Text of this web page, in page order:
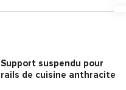
Support suspendu pour
rails de cuisine anthracite